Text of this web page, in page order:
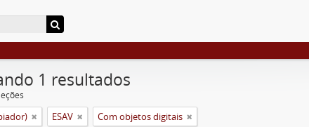
1 resultados
ESAV Com objetos digitais